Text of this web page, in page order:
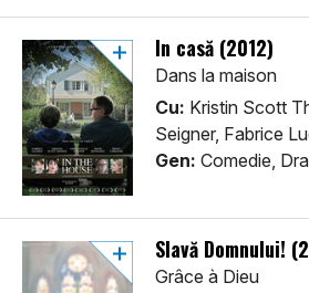
În casă (2012)
Dans la maison
Cu: Kristin Scott
Seigner, Fabrice
Gen: Comedie,
Slavă Domnului!
Grâce à Dieu